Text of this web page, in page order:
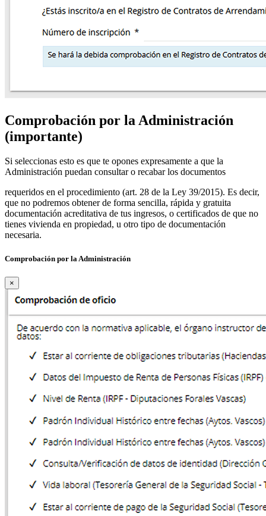
Comprobación por la Administración
(importante)
Si seleccionas esto es que te opones expresamente a que la
Administración puedan consultar o recabar los documentos
requeridos en el procedimiento (art. 28 de la Ley 39/2015). Es decir,
que no podremos obtener de forma sencilla, rápida y gratuita
documentación acreditativa de tus ingresos, o certificados de que no
tienes vivienda en propiedad, u otro tipo de documentación
necesaria.
Comprobación por la Administración
×